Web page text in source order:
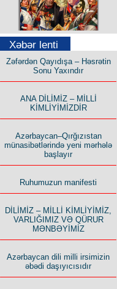
Səfər Alışarlı yazır
Bu yolda mən varam!
Xəbər lenti
Zəfərdən Qayıdışa – Həsrətin
Sonu Yaxındır
ANA DİLİMİZ – MİLLİ
KİMLİYİMİZDİR
Azərbaycan–Qırğızıstan
münasibətlərində yeni mərhələ
başlayır
Ruhumuzun manifesti
DİLİMİZ – MİLLİ KİMLİYİMİZ,
VARLIĞIMIZ VƏ QÜRUR
MƏNBƏYİMİZ
Azərbaycan dili milli irsimizin
əbədi daşıyıcısıdır